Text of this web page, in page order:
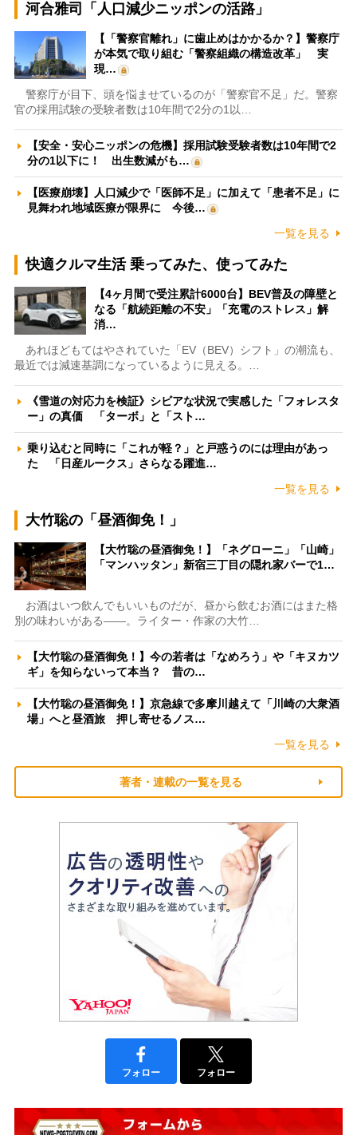
河合雅司「人口減少ニッポンの活路」
【「警察官離れ」に歯止めはかかるか？】警察庁
が本気で取り組む「警察組織の構造改革」 実
現…
警察庁が目下、頭を悩ませているのが「警察官不足」だ。警察
官の採用試験の受験者数は10年間で2分の1以…
【安全・安心ニッポンの危機】採用試験受験者数は10年間で2
分の1以下に！ 出生数減がも…
【医療崩壊】人口減少で「医師不足」に加えて「患者不足」に
見舞われ地域医療が限界に 今後…
一覧を見る
快適クルマ生活 乗ってみた、使ってみた
【4ヶ月間で受注累計6000台】BEV普及の障壁と
なる「航続距離の不安」「充電のストレス」解
消…
あれほどもてはやされていた「EV（BEV）シフト」の潮流も、
最近では減速基調になっているように見える。…
《雪道の対応力を検証》シビアな状況で実感した「フォレスタ
ー」の真価 「ターボ」と「スト…
乗り込むと同時に「これが軽？」と戸惑うのには理由があっ
た 「日産ルークス」さらなる躍進…
一覧を見る
大竹聡の「昼酒御免！」
【大竹聡の昼酒御免！】「ネグローニ」「山崎」
「マンハッタン」新宿三丁目の隠れ家バーで1…
お酒はいつ飲んでもいいものだが、昼から飲むお酒にはまた格
別の味わいがある――。ライター・作家の大竹…
【大竹聡の昼酒御免！】今の若者は「なめろう」や「キヌカツ
ギ」を知らないって本当？ 昔の…
【大竹聡の昼酒御免！】京急線で多摩川越えて「川崎の大衆酒
場」へと昼酒旅 押し寄せるノス…
一覧を見る
著者・連載の一覧を見る
フォロー フォロー